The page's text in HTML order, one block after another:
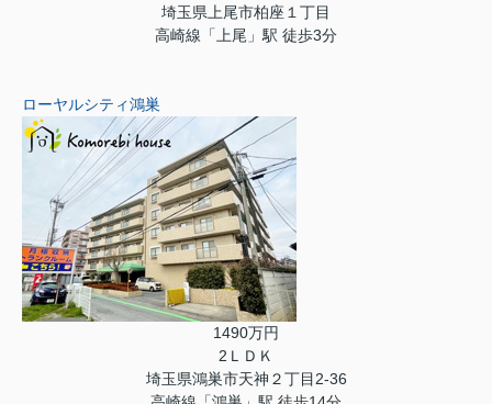
埼玉県上尾市柏座１丁目
高崎線「上尾」駅 徒歩3分
ローヤルシティ鴻巣
1490万円
2ＬＤＫ
埼玉県鴻巣市天神２丁目2-36